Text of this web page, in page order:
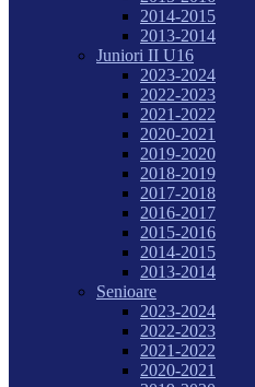
2014-2015
2013-2014
Juniori II U16
2023-2024
2022-2023
2021-2022
2020-2021
2019-2020
2018-2019
2017-2018
2016-2017
2015-2016
2014-2015
2013-2014
Senioare
2023-2024
2022-2023
2021-2022
2020-2021